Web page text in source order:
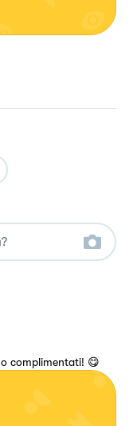
complimentati! 😋